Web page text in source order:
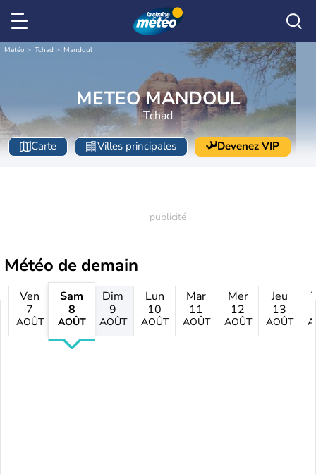
Météo Tchad Mandoul
METEO MANDOUL
Tchad
Carte Villes principales Devenez VIP
Météo de demain
Ven
7
AOÛT
Sam
8
AOÛT
Dim
9
AOÛT
Lun
10
AOÛT
Mar
11
AOÛT
Mer
12
AOÛT
Jeu
13
AOÛT